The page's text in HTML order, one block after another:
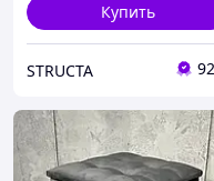
Купить
STRUCTA